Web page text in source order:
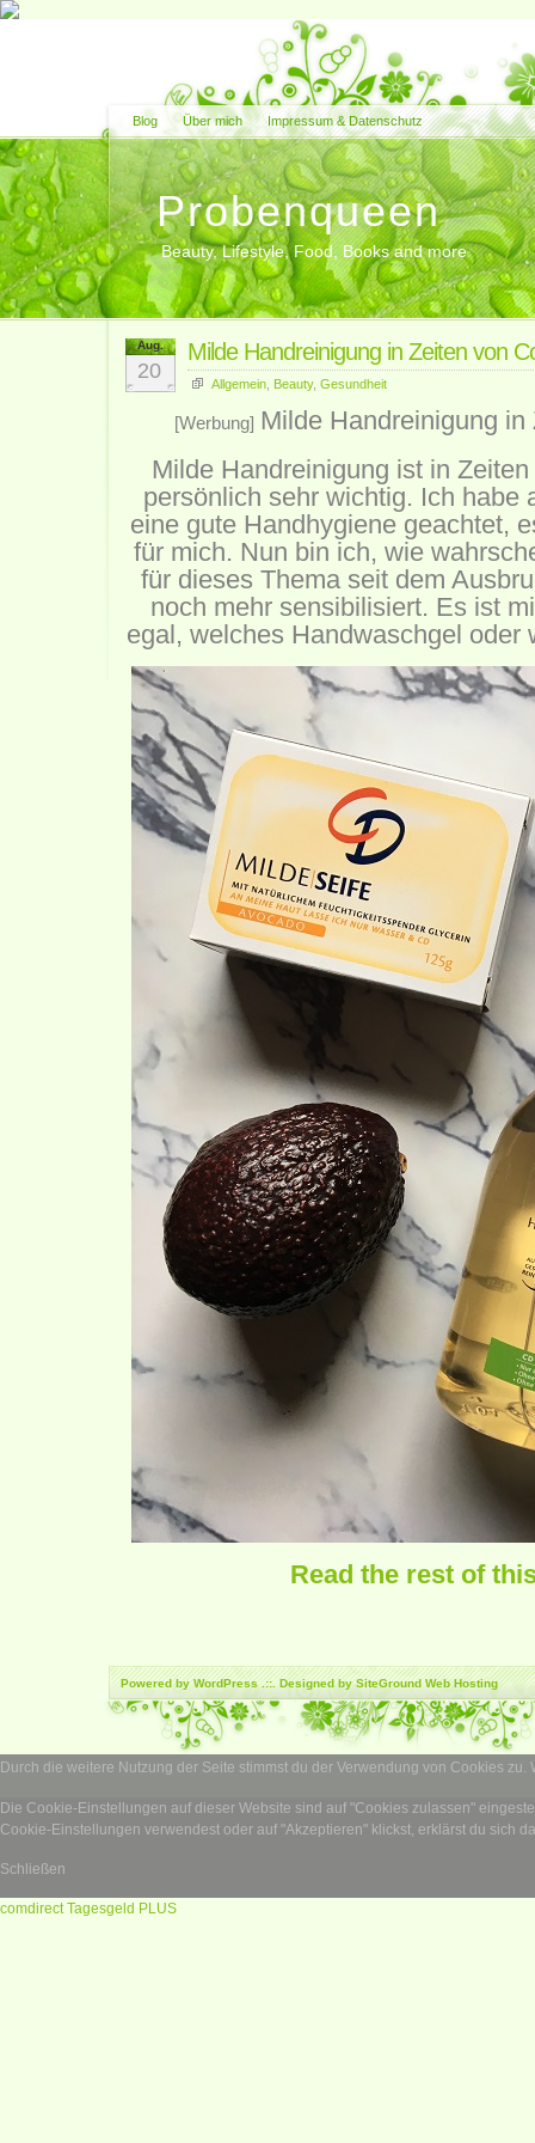
Blog Über mich Impressum & Datenschutz
Probenqueen
Beauty, Lifestyle, Food, Books and more
Aug.
20
Milde Handreinigung in Zeiten von
Allgemein Beauty, Gesundheit
[Werbung] Milde Handreinigung
Milde Handreinigung ist in
persönlich sehr wichtig. Ich habe
eine gute Handhygiene geachtet,
für mich. Nun bin ich, wie
für dieses Thema seit dem
noch mehr sensibilisiert. Es ist
egal, welches Handwaschgel oder
Read the rest of
Powered byWordPress.::. Designed by SiteGroundWeb Hosting
Durch die weitere Nutzung der Seite stimmst du der Verwendung von Cookies zu.
Die Cookie-Einstellungen auf dieser Website sind auf "Cookies zulassen"
Cookie-Einstellungen verwendest oder auf "Akzeptieren" klickst, erklärst du sich
Schließen
comdirect Tagesgeld PLUS